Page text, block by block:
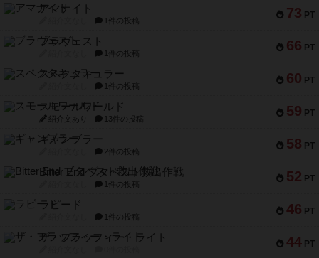
73 PT
アマナイト
1件の投稿
66 PT
ブラヴェスト
1件の投稿
60 PT
スペクタキュラー
1件の投稿
59 PT
スモールワールド
紹介文あり 13件の投稿
58 PT
ギャンブラー
2件の投稿
52 PT
Bitter End ブタペスト救出作戦
1件の投稿
46 PT
ラピード
1件の投稿
44 PT
ザ・フラッフィー・ライト